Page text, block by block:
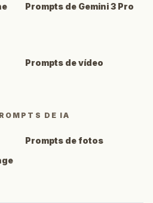
Prompts de Gemini 3 Pro
Prompts de vídeo
DE IA
Prompts de fotos